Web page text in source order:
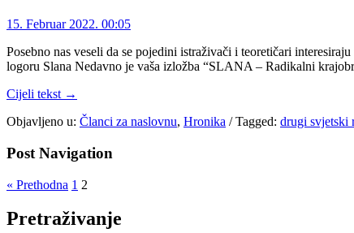
15. Februar 2022. 00:05
Posebno nas veseli da se pojedini istraživači i teoretičari
logoru Slana Nedavno je vaša izložba “SLANA – Radikalni
Cijeli tekst →
Objavljeno u: Članci za naslovnu, Hronika /Tagged: drugi svjetski
Post Navigation
« Prethodna 1 2
Pretraživanje